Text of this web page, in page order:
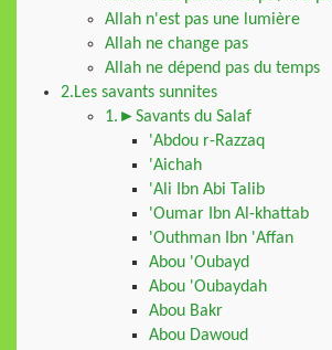
Allah n'est pas une lumière
Allah ne change pas
Allah ne dépend pas du temps
2.Les savants sunnites
1.►Savants du Salaf
'Abdou r-Razzaq
'Aichah
'Ali Ibn Abi Talib
'Oumar Ibn Al-khattab
'Outhman Ibn 'Affan
Abou 'Oubayd
Abou 'Oubaydah
Abou Bakr
Abou Dawoud